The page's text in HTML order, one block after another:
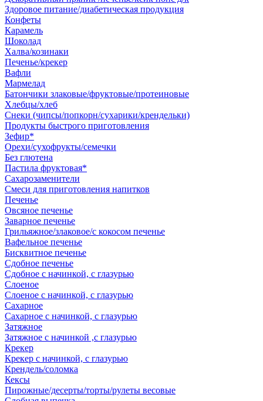
Здоровое питание/диабетическая продукция
Конфеты
Карамель
Шоколад
Халва/козинаки
Печенье/крекер
Вафли
Мармелад
Батончики злаковые/фруктовые/протеиновые
Хлебцы/хлеб
Снеки (чипсы/попкорн/сухарики/крендельки)
Продукты быстрого приготовления
Зефир*
Орехи/сухофрукты/семечки
Без глютена
Пастила фруктовая*
Сахарозаменители
Смеси для приготовления напитков
Печенье
Овсяное печенье
Заварное печенье
Грильяжное/злаковое/с кокосом печенье
Вафельное печенье
Бисквитное печенье
Сдобное печенье
Сдобное с начинкой, с глазурью
Слоеное
Слоеное с начинкой, с глазурью
Сахарное
Сахарное с начинкой, с глазурью
Затяжное
Затяжное с начинкой ,с глазурью
Крекер
Крекер с начинкой, с глазурью
Крендель/соломка
Кексы
Пирожные/десерты/торты/рулеты весовые